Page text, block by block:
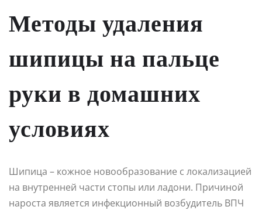
Методы удаления
шипицы на пальце
руки в домашних
условиях
Шипица – кожное новообразование с локализацией
на внутренней части стопы или ладони. Причиной
нароста является инфекционный возбудитель ВПЧ